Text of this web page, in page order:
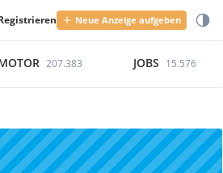
Neue Anzeige aufgeben
207.383 JOBS 15.576